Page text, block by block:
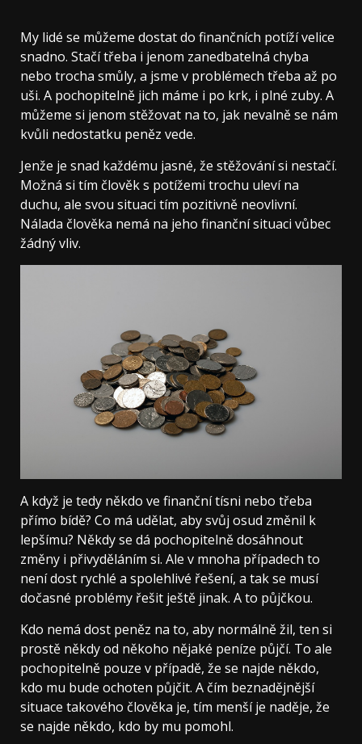
My lidé se můžeme dostat do finančních potíží velice
snadno. Stačí třeba i jenom zanedbatelná chyba
nebo trocha smůly, a jsme v problémech třeba až po
uši. A pochopitelně jich máme i po krk, i plné zuby. A
můžeme si jenom stěžovat na to, jak nevalně se nám
kvůli nedostatku peněz vede.
Jenže je snad každému jasné, že stěžování si nestačí.
Možná si tím člověk s potížemi trochu uleví na
duchu, ale svou situaci tím pozitivně neovlivní.
Nálada člověka nemá na jeho finanční situaci vůbec
žádný vliv.
A když je tedy někdo ve finanční tísni nebo třeba
přímo bídě? Co má udělat, aby svůj osud změnil k
lepšímu? Někdy se dá pochopitelně dosáhnout
změny i přivyděláním si. Ale v mnoha případech to
není dost rychlé a spolehlivé řešení, a tak se musí
dočasné problémy řešit ještě jinak. A to půjčkou.
Kdo nemá dost peněz na to, aby normálně žil, ten si
prostě někdy od někoho nějaké peníze půjčí. To ale
pochopitelně pouze v případě, že se najde někdo,
kdo mu bude ochoten půjčit. A čím beznadějnější
situace takového člověka je, tím menší je naděje, že
se najde někdo, kdo by mu pomohl.